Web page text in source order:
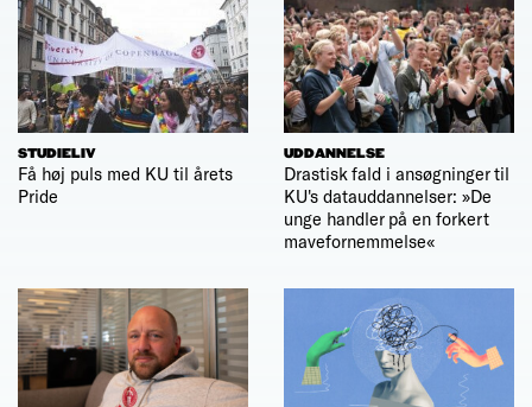
STUDIELIV
Få høj puls med KU til årets
Pride
UDDANNELSE
Drastisk fald i ansøgninger til
KU's datauddannelser: »De
unge handler på en forkert
mavefornemmelse«